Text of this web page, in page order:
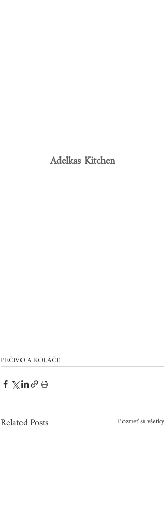
Adelkas Kitchen
PEČIVO A KOLÁČE
Related Posts Pozrieť si všetky